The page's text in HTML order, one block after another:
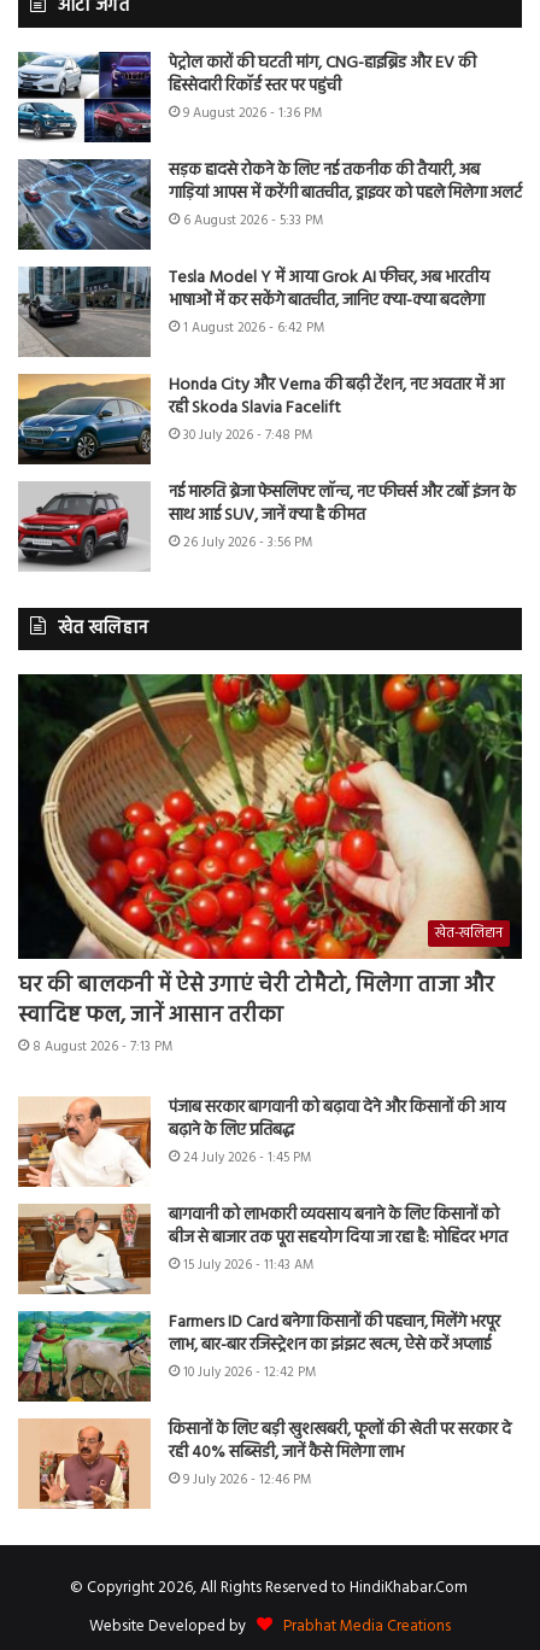
ऑटो जगत
पेट्रोल कारों की घटती मांग, CNG-हाइब्रिड और EV की
हिस्सेदारी रिकॉर्ड स्तर पर पहुंची
9 August 2026 - 1:36 PM
सड़क हादसे रोकने के लिए नई तकनीक की तैयारी, अब
गाड़ियां आपस में करेंगी बातचीत, ड्राइवर को पहले मिलेगा अलर्ट
6 August 2026 - 5:33 PM
Tesla Model Y में आया Grok AI फीचर, अब भारतीय
भाषाओं में कर सकेंगे बातचीत, जानिए क्या-क्या बदलेगा
1 August 2026 - 6:42 PM
Honda City और Verna की बढ़ी टेंशन, नए अवतार में आ
रही Skoda Slavia Facelift
30 July 2026 - 7:48 PM
नई मारुति ब्रेजा फेसलिफ्ट लॉन्च, नए फीचर्स और टर्बो इंजन के
साथ आई SUV, जानें क्या है कीमत
26 July 2026 - 3:56 PM
खेत खलिहान
खेत-खलिहान
घर की बालकनी में ऐसे उगाएं चेरी टोमैटो, मिलेगा ताजा और
स्वादिष्ट फल, जानें आसान तरीका
8 August 2026 - 7:13 PM
पंजाब सरकार बागवानी को बढ़ावा देने और किसानों की आय
बढ़ाने के लिए प्रतिबद्ध
24 July 2026 - 1:45 PM
बागवानी को लाभकारी व्यवसाय बनाने के लिए किसानों को
बीज से बाजार तक पूरा सहयोग दिया जा रहा है: मोहिंदर भगत
15 July 2026 - 11:43 AM
Farmers ID Card बनेगा किसानों की पहचान, मिलेंगे भरपूर
लाभ, बार-बार रजिस्ट्रेशन का झंझट खत्म, ऐसे करें अप्लाई
10 July 2026 - 12:42 PM
किसानों के लिए बड़ी खुशखबरी, फूलों की खेती पर सरकार दे
रही 40% सब्सिडी, जानें कैसे मिलेगा लाभ
9 July 2026 - 12:46 PM
© Copyright 2026, All Rights Reserved to HindiKhabar.Com
Website Developed by
Prabhat Media Creations